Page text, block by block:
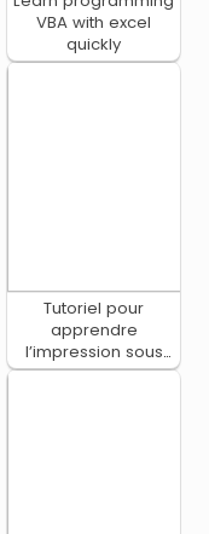
VBA with excel
quickly
Tutoriel pour
apprendre
l’impression sous
Visual Basic